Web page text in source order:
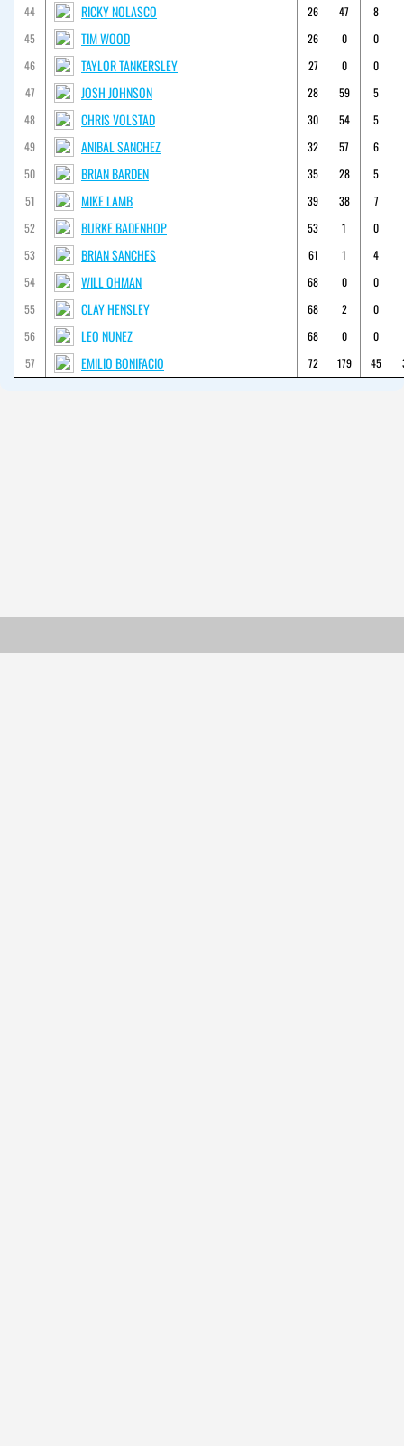
44
RICKY NOLASCO 26 47
8
45
TIM WOOD 26 0
0
46
TAYLOR TANKERSLEY 27 0
0
47
JOSH JOHNSON 28 59
5
48
CHRIS VOLSTAD 30 54
5
49
ANIBAL SANCHEZ 32 57
6
50
BRIAN BARDEN 35 28
5
51
MIKE LAMB 39 38
7
52
BURKE BADENHOP 53 1
0
53
BRIAN SANCHES 61 1
4
54
WILL OHMAN 68 0
0
55
CLAY HENSLEY 68 2
0
56
LEO NUNEZ 68 0
0
57
EMILIO BONIFACIO 72 179 45